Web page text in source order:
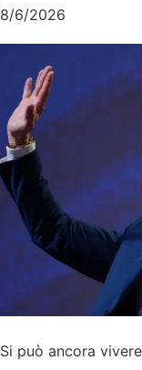
8/6/2026
Si può ancora